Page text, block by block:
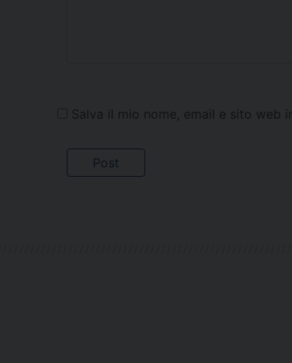
Salva il mio nome, email e sito web